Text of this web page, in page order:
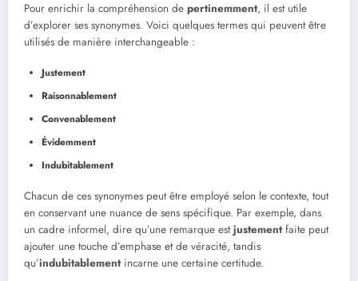
Pour enrichir la compréhension de pertinemment, il est utile
d’explorer ses synonymes. Voici quelques termes qui peuvent être
utilisés de manière interchangeable :
Justement
Raisonnablement
Convenablement
Évidemment
Indubitablement
Chacun de ces synonymes peut être employé selon le contexte, tout
en conservant une nuance de sens spécifique. Par exemple, dans
un cadre informel, dire qu’une remarque estjustementfaite peut
ajouter une touche d’emphase et de véracité, tandis
qu’indubitablementincarne une certaine certitude.